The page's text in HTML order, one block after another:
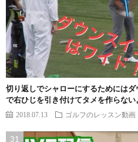
切り返しでシャローにするためには
で右ひじを引き付けてタメを作らない
2018.07.13 ゴルフのレッスン動画